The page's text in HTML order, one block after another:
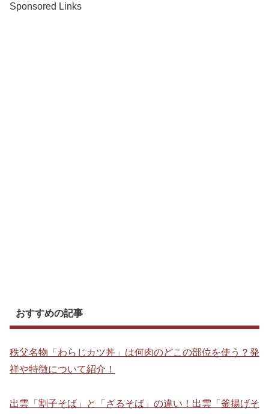
Sponsored Links
おすすめの記事
秩父名物「わらじカツ丼」は何肉のどこの部位を使う？発
祥や特徴について紹介！
出雲「割子そば」と「ざるそば」の違い！出雲「釜揚げそ